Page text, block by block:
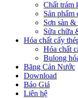
Chất trám
Sản phẩm
Sơn sàn
Sửa chữa
Hóa chất cấy
Hóa chất
Bulong
Băng Cản Nước
Download
Báo Giá
Liên hệ